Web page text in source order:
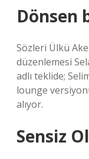
Dönsen
Sözleri Ülkü
düzenlemesi
adlı teklide;
lounge
alıyor.
Sensiz